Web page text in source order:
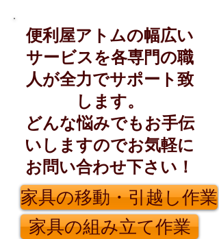
便利屋アトムの幅広い
サービスを各専門の職
人が全力でサポート致
します。
どんな悩みでもお手伝
いしますのでお気軽に
お問い合わせ下さい！
家具の移動・引越し作業
家具の組み立て作業